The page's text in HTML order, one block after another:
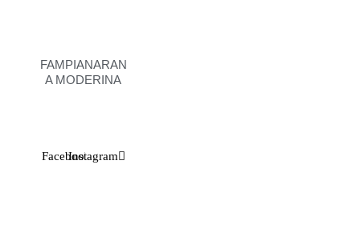
FAMPIANARAN
A MODERINA
FacebookInstagram